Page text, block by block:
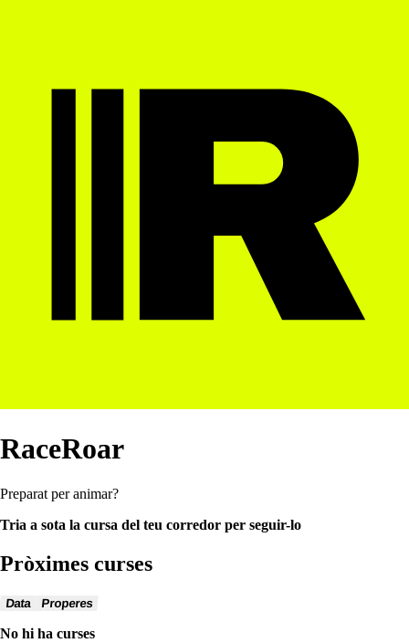
RaceRoar
Preparat per animar?
Tria a sota la cursa del teu corredor per seguir-lo
Pròximes curses
Data Properes
No hi ha curses